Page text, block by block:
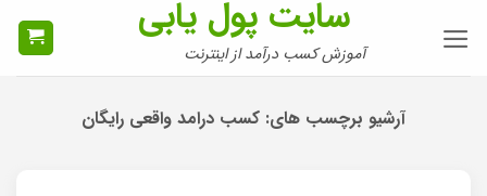
سایت پول یابی
آموزش کسب درآمد از اینترنت
آرشیو برچسب های: کسب درامد واقعی رایگان